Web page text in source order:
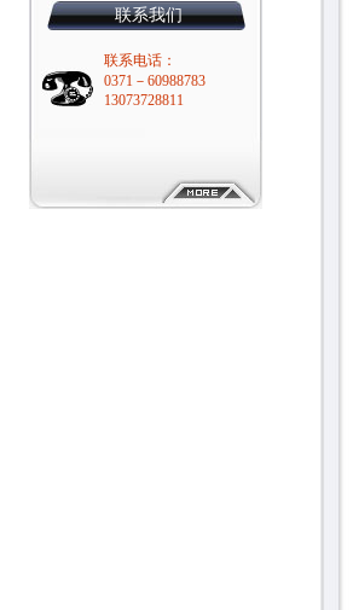
联系我们
联系电话：
0371－60988783
13073728811